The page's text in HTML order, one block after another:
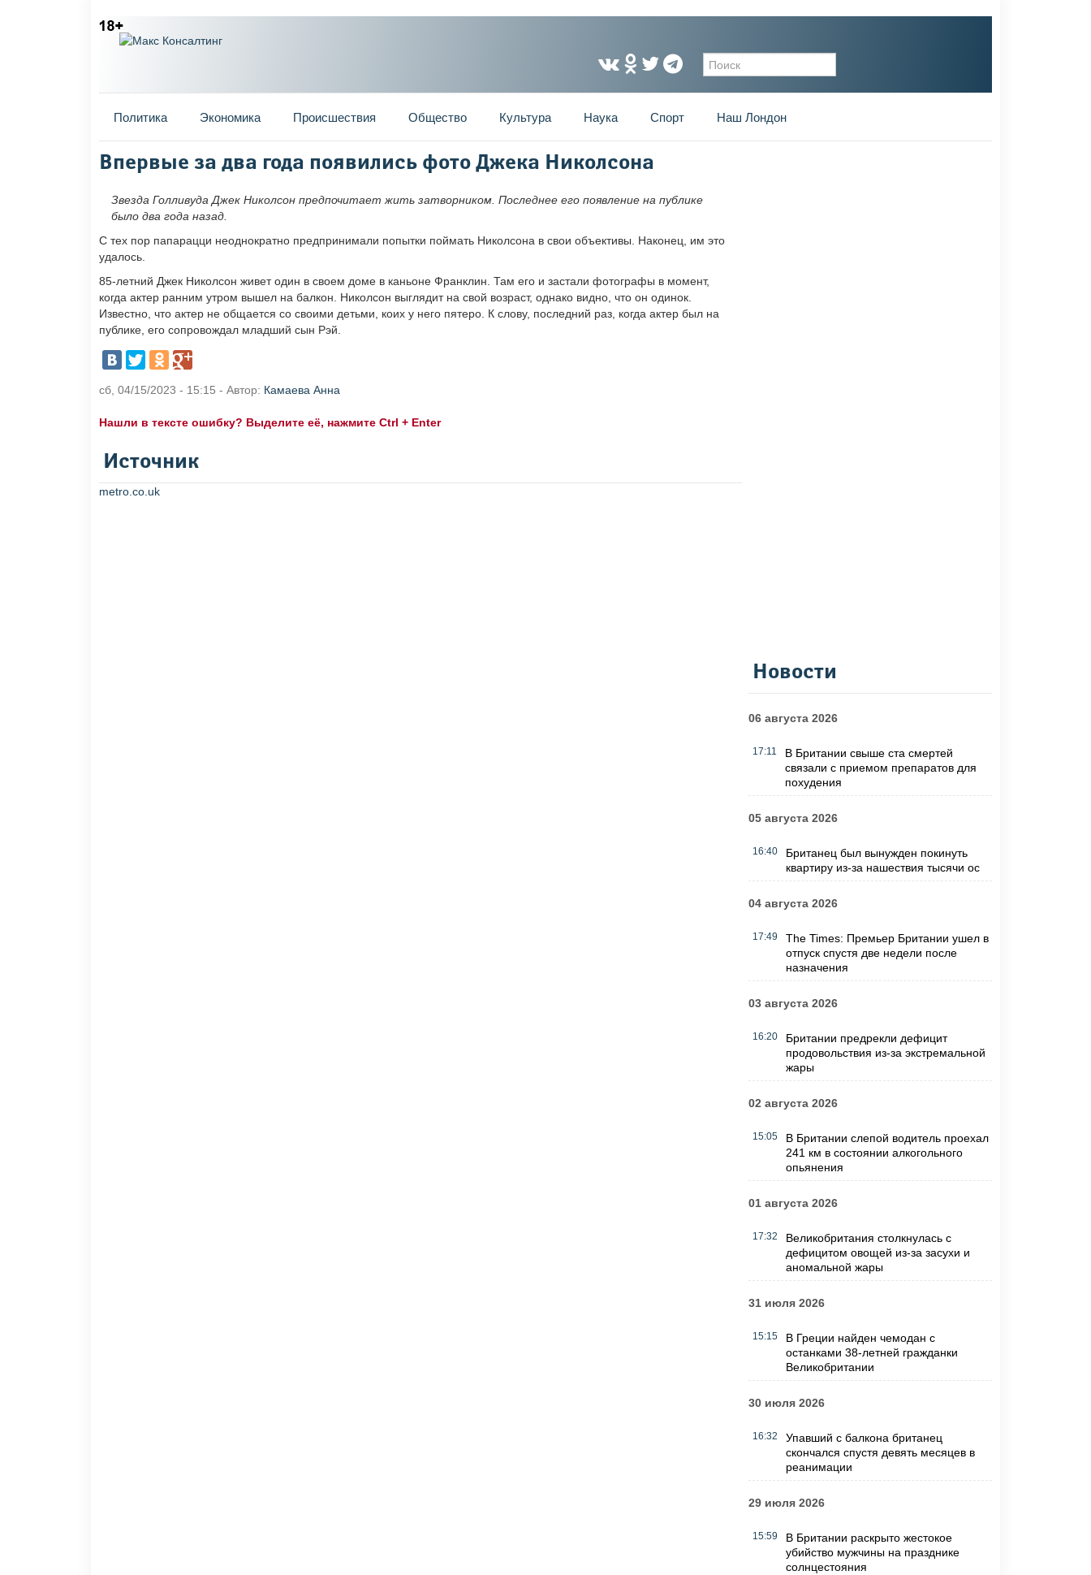
Форма поиска
Главное меню
Политика Экономика Происшествия Общество Культура Наука Спорт Наш Лондон
Вы здесь
Впервые за два года появились фото Джека Николсона
Звезда Голливуда Джек Николсон предпочитает жить затворником. Последнее его появление на публике
было два года назад.
С тех пор папарацци неоднократно предпринимали попытки поймать Николсона в свои объективы. Наконец, им это
удалось.
85-летний Джек Николсон живет один в своем доме в каньоне Франклин. Там его и застали фотографы в момент,
когда актер ранним утром вышел на балкон. Николсон выглядит на свой возраст, однако видно, что он одинок.
Известно, что актер не общается со своими детьми, коих у него пятеро. К слову, последний раз, когда актер был на
публике, его сопровождал младший сын Рэй.
сб, 04/15/2023 - 15:15 - Автор: Камаева Анна
Нашли в тексте ошибку? Выделите её, нажмите Ctrl + Enter
Источник
metro.co.uk
Новости
06 августа 2026
17:11
В Британии свыше ста смертей
связали с приемом препаратов для
похудения
05 августа 2026
16:40
Британец был вынужден покинуть
квартиру из-за нашествия тысячи ос
04 августа 2026
17:49
The Times: Премьер Британии ушел в
отпуск спустя две недели после
назначения
03 августа 2026
16:20
Британии предрекли дефицит
продовольствия из-за экстремальной
жары
02 августа 2026
15:05
В Британии слепой водитель проехал
241 км в состоянии алкогольного
опьянения
01 августа 2026
17:32
Великобритания столкнулась с
дефицитом овощей из-за засухи и
аномальной жары
31 июля 2026
15:15
В Греции найден чемодан с
останками 38-летней гражданки
Великобритании
30 июля 2026
16:32
Упавший с балкона британец
скончался спустя девять месяцев в
реанимации
29 июля 2026
15:59
В Британии раскрыто жестокое
убийство мужчины на празднике
солнцестояния